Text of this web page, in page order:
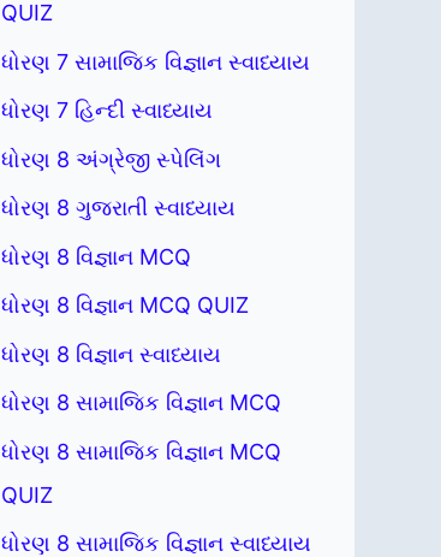
QUIZ
ધોરણ 7 સામાજિક વિજ્ઞાન સ્વાધ્યાય
ધોરણ 7 હિન્દી સ્વાધ્યાય
ધોરણ 8 અંગ્રેજી સ્પેલિંગ
ધોરણ 8 ગુજરાતી સ્વાધ્યાય
ધોરણ 8 વિજ્ઞાન MCQ
ધોરણ 8 વિજ્ઞાન MCQ QUIZ
ધોરણ 8 વિજ્ઞાન સ્વાધ્યાય
ધોરણ 8 સામાજિક વિજ્ઞાન MCQ
ધોરણ 8 સામાજિક વિજ્ઞાન MCQ
QUIZ
ધોરણ 8 સામાજિક વિજ્ઞાન સ્વાધ્યાય